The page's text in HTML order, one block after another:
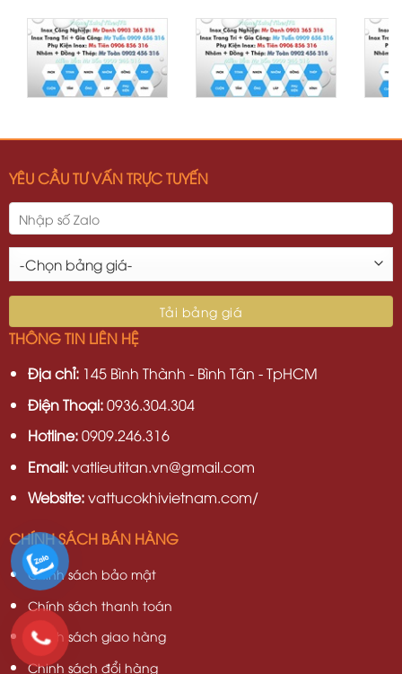
YÊU CẦU TƯ VẤN TRỰC TUYẾN
THÔNG TIN LIÊN HỆ
Địa chỉ:145 Bình Thành - Bình Tân - TpHCM
Điện Thoại:0936.304.304
Hotline:0909.246.316
Email:vatlieutitan.vn@gmail.com
Website:vattucokhivietnam.com/
CHÍNH SÁCH BÁN HÀNG
Chính sách bảo mật
Chính sách thanh toán
Chính sách giao hàng
Chinh sách đổi hàng